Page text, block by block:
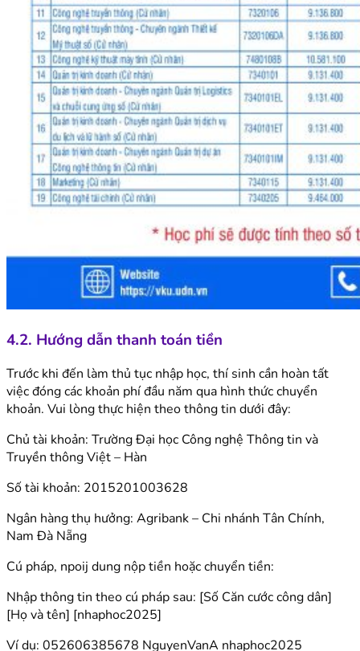
4.2. Hướng dẫn thanh toán tiền
Trước khi đến làm thủ tục nhập học, thí sinh cần hoàn tất
việc đóng các khoản phí đầu năm qua hình thức chuyển
khoản. Vui lòng thực hiện theo thông tin dưới đây:
Chủ tài khoản: Trường Đại học Công nghệ Thông tin và
Truyền thông Việt – Hàn
Số tài khoản: 2015201003628
Ngân hàng thụ hưởng: Agribank – Chi nhánh Tân Chính,
Nam Đà Nẵng
Cú pháp, npoij dung nộp tiền hoặc chuyển tiền:
Nhập thông tin theo cú pháp sau: [Số Căn cước công dân]
[Họ và tên] [nhaphoc2025]
Ví dụ: 052606385678 NguyenVanA nhaphoc2025